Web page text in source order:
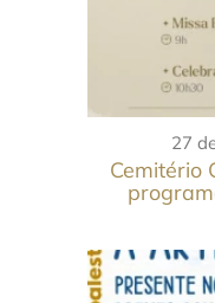
27
Cemitério